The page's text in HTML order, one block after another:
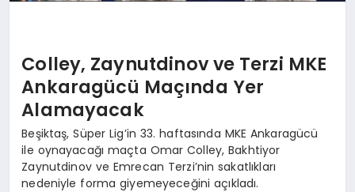
Colley, Zaynutdinov ve Terzi MKE
Ankaragücü Maçında Yer
Alamayacak
Beşiktaş, Süper Lig’in 33. haftasında MKE Ankaragücü
ile oynayacağı maçta Omar Colley, Bakhtiyor
Zaynutdinov ve Emrecan Terzi’nin sakatlıkları
nedeniyle forma giyemeyeceğini açıkladı.